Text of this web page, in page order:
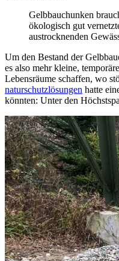
Gelbbauchunken
ökologisch gut
austrocknenden
Um den Bestand der
es also mehr kleine,
Lebensräume schaffen, wo
naturschutzlösungen hatte
könnten: Unter den